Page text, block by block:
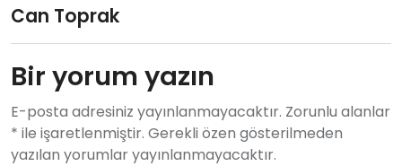
Can Toprak
Bir yorum yazın
E-posta adresiniz yayınlanmayacaktır. Zorunlu alanlar
* ile işaretlenmiştir. Gerekli özen gösterilmeden
yazılan yorumlar yayınlanmayacaktır.